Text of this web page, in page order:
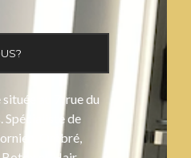
au 7, rue du
Spécialiste de
Ombré,